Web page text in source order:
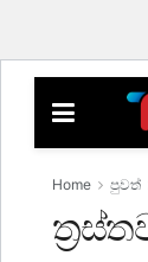
Home පුවත්